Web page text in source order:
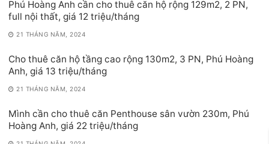
Phú Hoàng Anh cần cho thuê căn hộ rộng 129m2, 2 PN,
full nội thất, giá 12 triệu/tháng
21 THÁNG NĂM, 2024
Cho thuê căn hộ tầng cao rộng 130m2, 3 PN, Phú Hoàng
Anh, giá 13 triệu/tháng
21 THÁNG NĂM, 2024
Mình cần cho thuê căn Penthouse sân vườn 230m, Phú
Hoàng Anh, giá 22 triệu/tháng